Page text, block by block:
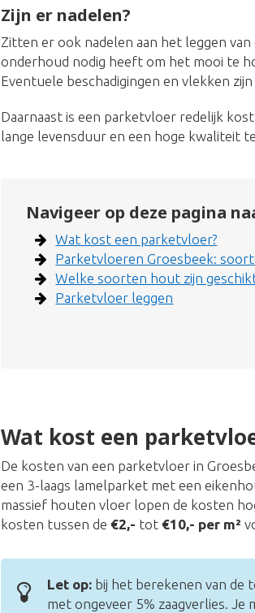
Zijn er nadelen?
Zitten er ook nadelen aan het leggen
onderhoud nodig heeft om het mooi te
Eventuele beschadigingen en vlekken
Daarnaast is een parketvloer redelijk
lange levensduur en een hoge kwaliteit
Navigeer op deze pagina
Wat kost een parketvloer?
Parketvloeren Groesbeek:
Welke soorten hout zijn
Parketvloer leggen
Wat kost een
De kosten van een parketvloer in
een 3-laags lamelparket met een
massief houten vloer lopen de kosten
kosten tussen de €2,- tot €10,- per m²
Let op: bij het berekenen van de
met ongeveer 5% zaagverlies.